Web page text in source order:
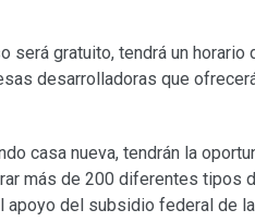
será gratuito, tendrá un horario
desarrolladoras que
casa nueva, tendrán la
más de 200 diferentes tipos
del subsidio federal de